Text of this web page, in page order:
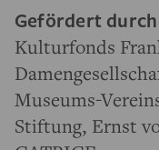
Gefördert durch
Kulturfonds
Museums-
Stiftung, Ernst